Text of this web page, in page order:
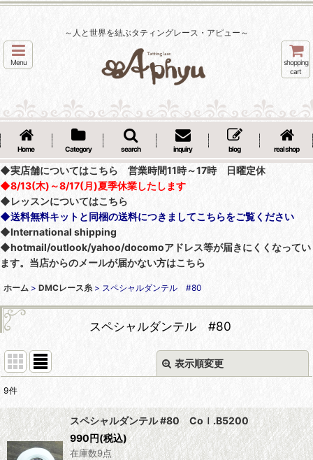
～人と世界を結ぶタティングレース・アピュー～
Menu
shopping
cart
Home Category search inquiry blog real shop
◆実店舗についてはこちら 営業時間11時～17時 日曜定休
◆8/13(木)～8/17(月)夏季休業したします
◆レッスンについてはこちら
◆送料無料キットと同梱の送料につきましてこちらをご覧ください
◆International shipping
◆hotmail/outlook/yahoo/docomoアドレス等が届きにくくなってい
ます。当店からのメールが届かない方はこちら
ホーム > DMCレース糸 > スペシャルダンテル #80
スペシャルダンテル #80
表示順変更
並び順:
9件
スペシャルダンテル #80 Coｌ.B5200
990円(税込)
在庫数9点